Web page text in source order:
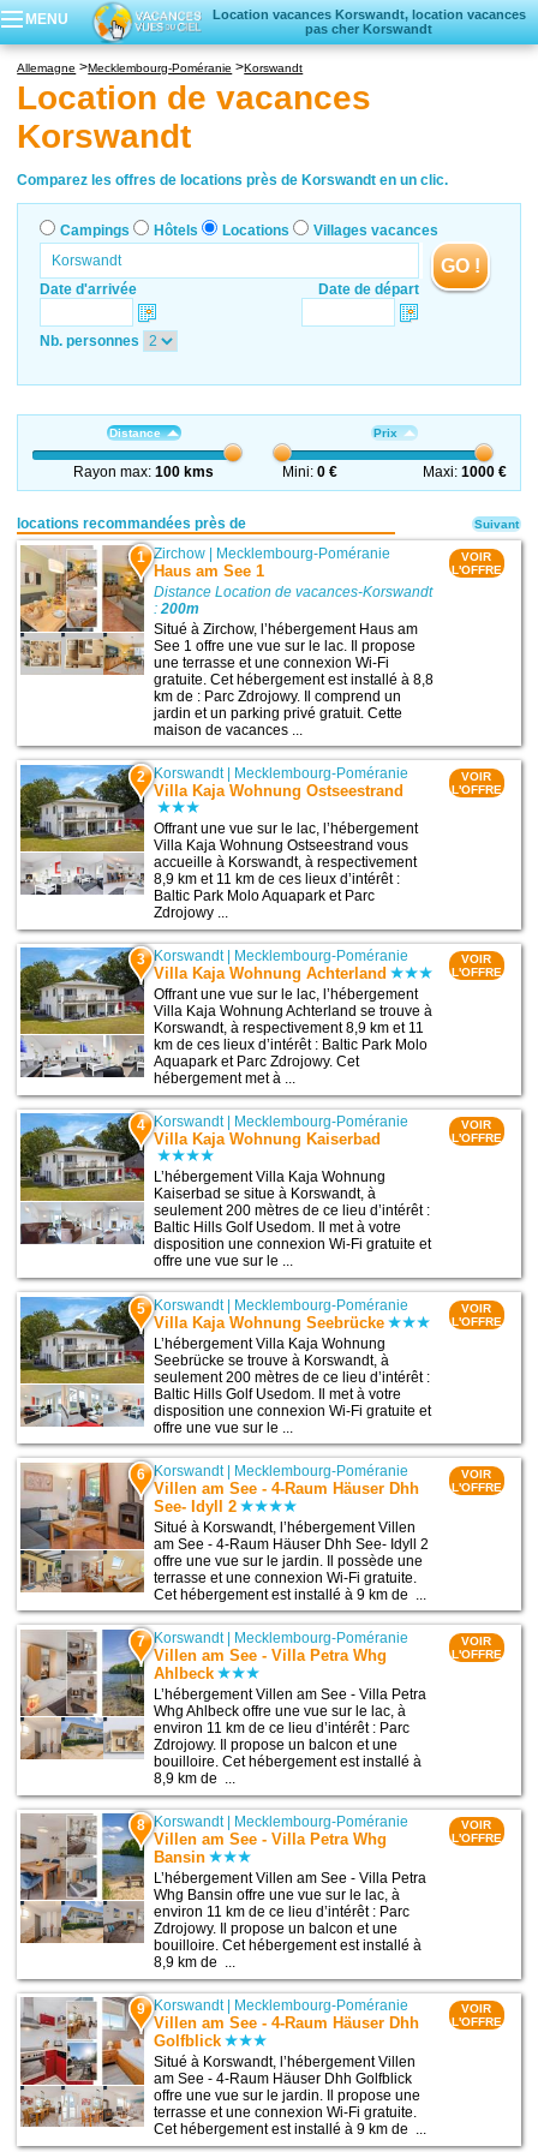
MENU
Location vacances Korswandt, location vacances
pas cher Korswandt
Locations vacances
Allemagne Mecklembourg-Poméranie Korswandt
Location de vacances
Korswandt
Comparez les offres de locations près de Korswandt en un clic.
Campings Hôtels Locations Villages vacances
Date d'arrivée Date de départ
GO !
Nb. personnes
Distance
Rayon max:100 kms
Prix
Mini:0 € Maxi: 1000 €
locations recommandées près de
1 Zirchow | Mecklembourg-Poméranie
Haus am See 1
Distance Location de vacances-Korswandt
:200m
Situé à Zirchow, l’hébergement Haus am
See 1 offre une vue sur le lac. Il propose
une terrasse et une connexion Wi-Fi
gratuite. Cet hébergement est installé à 8,8
km de : Parc Zdrojowy. Il comprend un
jardin et un parking privé gratuit. Cette
maison de vacances ...
VOIR
L'OFFRE
2 Korswandt| Mecklembourg-Poméranie
Villa Kaja Wohnung Ostseestrand
Offrant une vue sur le lac, l’hébergement
Villa Kaja Wohnung Ostseestrand vous
accueille à Korswandt, à respectivement
8,9 km et 11 km de ces lieux d’intérêt :
Baltic Park Molo Aquapark et Parc
Zdrojowy ...
VOIR
L'OFFRE
3 Korswandt| Mecklembourg-Poméranie
Villa Kaja Wohnung Achterland
Offrant une vue sur le lac, l’hébergement
Villa Kaja Wohnung Achterland se trouve à
Korswandt, à respectivement 8,9 km et 11
km de ces lieux d’intérêt : Baltic Park Molo
Aquapark et Parc Zdrojowy. Cet
hébergement met à ...
VOIR
L'OFFRE
4 Korswandt| Mecklembourg-Poméranie
Villa Kaja Wohnung Kaiserbad
L’hébergement Villa Kaja Wohnung
Kaiserbad se situe à Korswandt, à
seulement 200 mètres de ce lieu d’intérêt :
Baltic Hills Golf Usedom. Il met à votre
disposition une connexion Wi-Fi gratuite et
offre une vue sur le ...
VOIR
L'OFFRE
5 Korswandt| Mecklembourg-Poméranie
Villa Kaja Wohnung Seebrücke
L’hébergement Villa Kaja Wohnung
Seebrücke se trouve à Korswandt, à
seulement 200 mètres de ce lieu d’intérêt :
Baltic Hills Golf Usedom. Il met à votre
disposition une connexion Wi-Fi gratuite et
offre une vue sur le ...
VOIR
L'OFFRE
6 Korswandt| Mecklembourg-Poméranie
Villen am See - 4-Raum Häuser Dhh
See- Idyll 2
Situé à Korswandt, l’hébergement Villen
am See - 4-Raum Häuser Dhh See- Idyll 2
offre une vue sur le jardin. Il possède une
terrasse et une connexion Wi-Fi gratuite.
Cet hébergement est installé à 9 km de ...
VOIR
L'OFFRE
7 Korswandt| Mecklembourg-Poméranie
Villen am See - Villa Petra Whg
Ahlbeck
L’hébergement Villen am See - Villa Petra
Whg Ahlbeck offre une vue sur le lac, à
environ 11 km de ce lieu d’intérêt : Parc
Zdrojowy. Il propose un balcon et une
bouilloire. Cet hébergement est installé à
8,9 km de ...
VOIR
L'OFFRE
8 Korswandt| Mecklembourg-Poméranie
Villen am See - Villa Petra Whg
Bansin
L’hébergement Villen am See - Villa Petra
Whg Bansin offre une vue sur le lac, à
environ 11 km de ce lieu d’intérêt : Parc
Zdrojowy. Il propose un balcon et une
bouilloire. Cet hébergement est installé à
8,9 km de ...
VOIR
L'OFFRE
9 Korswandt| Mecklembourg-Poméranie
Villen am See - 4-Raum Häuser Dhh
Golfblick
Situé à Korswandt, l’hébergement Villen
am See - 4-Raum Häuser Dhh Golfblick
offre une vue sur le jardin. Il propose une
terrasse et une connexion Wi-Fi gratuite.
Cet hébergement est installé à 9 km de ...
VOIR
L'OFFRE
Suivant